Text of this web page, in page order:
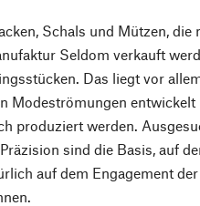
Schals und Mützen, die
Seldom verkauft
Das liegt vor
Modeströmungen
produziert werden.
sind die Basis, auf
auf dem Engagement